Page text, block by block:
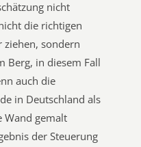
nicht
die richtigen
ziehen, sondern
Berg, in diesem Fall
auch die
in Deutschland als
Wand gemalt
der Steuerung